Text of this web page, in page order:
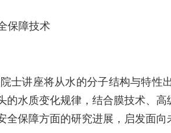
保障技术
士讲座将从水的分子结构与特性
水质变化规律，结合膜技术、
保障方面的研究进展，启发面